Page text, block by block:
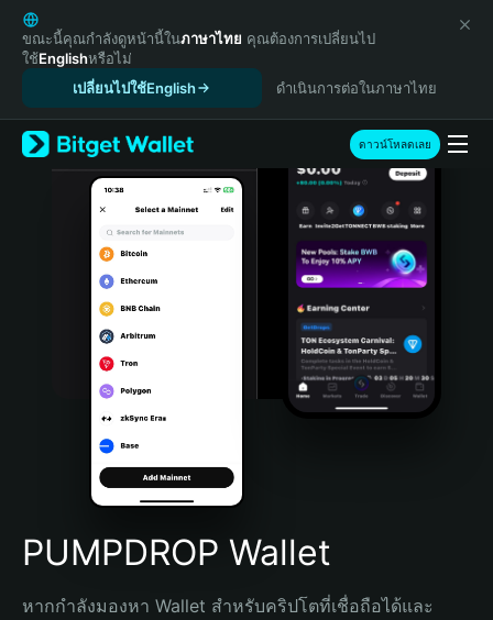
English
日本語
Tiếng Việt
Español (Latinoamérica)
Türkçe
Italiano
Português (Portugal)
Bahasa Indonesia
Português (Brasil)
Español (Argentina)
ขณะนี้คุณกำลังดูหน้านี้ในภาษาไทย คุณต้องการเปลี่ยนไป
ใช้Englishหรือไม่
เปลี่ยนไปใช้English
ดำเนินการต่อในภาษาไทย
ดาวน์โหลดเลย
PUMPDROP Wallet
หากกำลังมองหา Wallet สำหรับคริปโตที่เชื่อถือได้และ